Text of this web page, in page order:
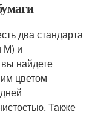
два стандарта
М) и
найдете
цветом
Также